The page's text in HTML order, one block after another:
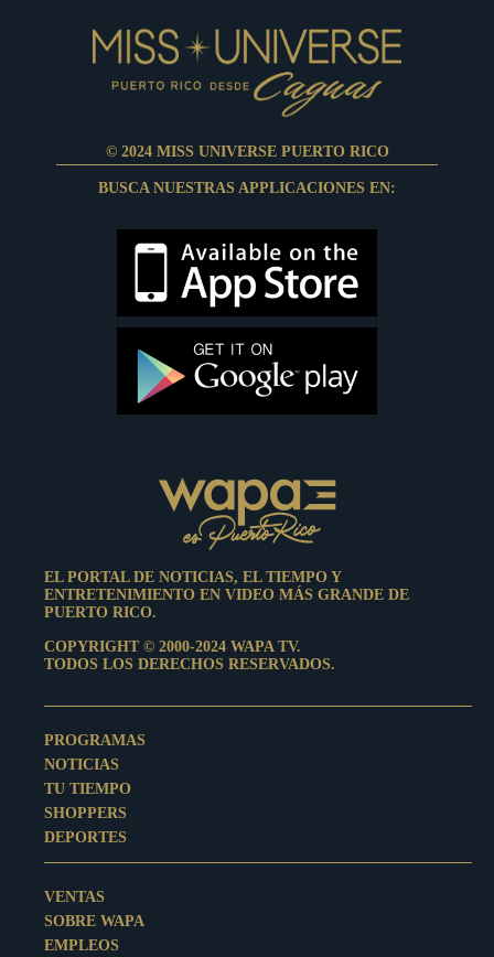
© 2024 MISS UNIVERSE PUERTO RICO
BUSCA NUESTRAS APPLICACIONES EN:
EL PORTAL DE NOTICIAS, EL TIEMPO Y
ENTRETENIMIENTO EN VIDEO MÁS GRANDE DE
PUERTO RICO.
COPYRIGHT © 2000-2024 WAPA TV.
TODOS LOS DERECHOS RESERVADOS.
PROGRAMAS
NOTICIAS
TU TIEMPO
SHOPPERS
DEPORTES
VENTAS
SOBRE WAPA
EMPLEOS